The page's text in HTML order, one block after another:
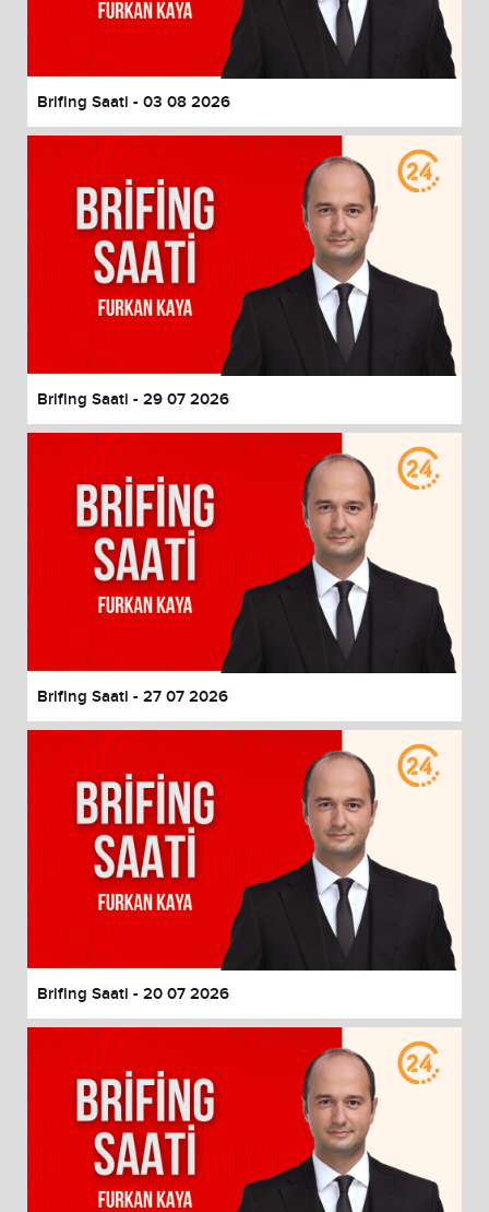
End of dialog window.
Brifing Saati - 03 08 2026
Brifing Saati - 29 07 2026
Brifing Saati - 27 07 2026
Brifing Saati - 20 07 2026